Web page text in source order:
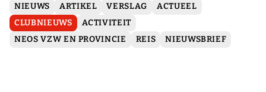
NIEUWS ARTIKEL VERSLAG
ACTUEEL
CLUBNIEUWS
ACTIVITEIT
NEOS VZW EN PROVINCIE
REIS NIEUWSBRIEF